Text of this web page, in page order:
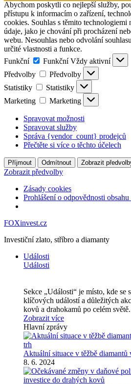
Abychom poskytli co nejlepší služby,
přístupu k informacím o zařízení,
cookies. Souhlas s těmito technologiemi
údaje, jako je chování při procházení
webu. Nesouhlas nebo odvolání
určité vlastnosti a funkce.
Funkční
Funkční Vždy aktivní
Předvolby
Předvolby
Statistiky
Statistiky
Marketing
Marketing
Spravovat možnosti
Spravovat služby
Správa {vendor_count} prodejců
Přečtěte si více o těchto účelech
Příjmout Odmítnout Zobrazit
Zobrazit předvolby
Zásady cookies
Prohlášení o odpovědnosti
FOXinvest.cz
Investiční zlato, stříbro a diamanty
Události
Události
Sekce „Události“ je místo, kde se
klíčových událostí a důležitých
kovů a drahokamů po celém
Zobrazit více
Hlavní zprávy
Aktuální situace v těžbě
8. 6. 2024